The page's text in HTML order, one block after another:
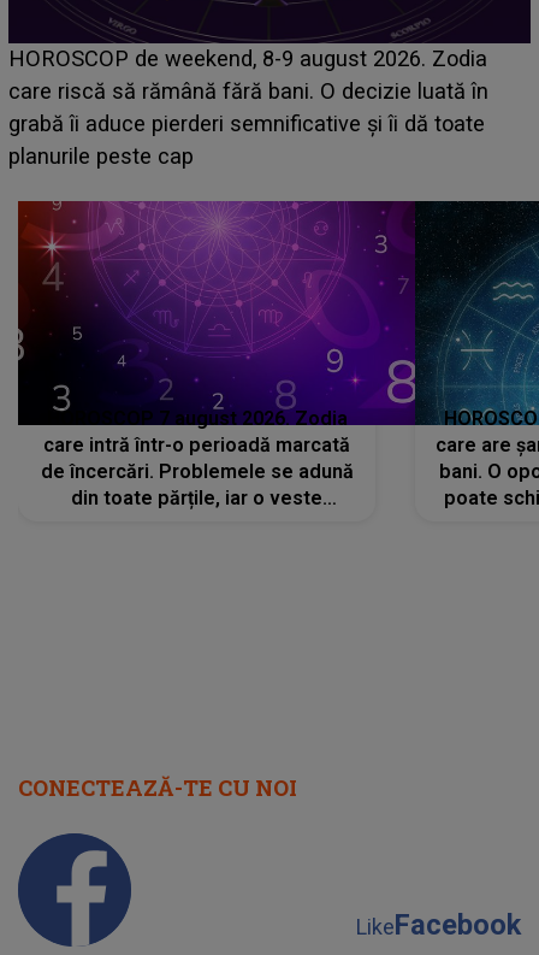
Emanuel a ținut ACEST DETALIU ASCUNS până
acum! În fața Alexandrei, concurentul din Casa Iubirii
face o MĂRTURISIRE NEAȘTEPTATĂ despre mama
sa: "I-am spus și ei în față, eu nu te iubesc pentru
HOROSCOP 7 august 2026. Zodia
care intră într-o perioadă marcată
de încercări. Problemele se adună
din toate părțile, iar o veste
care are
bani. O
poate
CONECTEAZĂ-TE CU NOI
LikeFacebook